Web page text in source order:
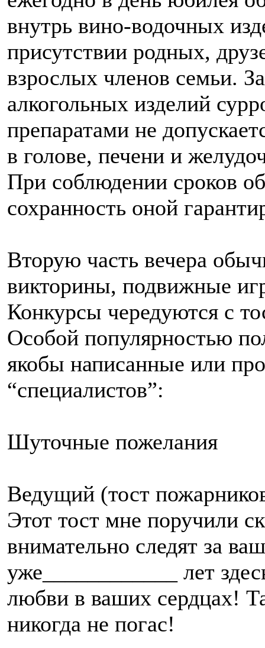
внутрь вино-водочных
присутствии родных,
взрослых членов семьи.
алкогольных изделий
препаратами не
в голове, печени и
При соблюдении сроков
сохранность оной
Вторую часть вечера
викторины, подвижные
Конкурсы чередуются с
Особой популярностью
якобы написанные или
“специалистов”:
Шуточные пожелания
Ведущий (тост
Этот тост мне поручили
внимательно следят за
уже____________ лет
любви в ваших сердцах!
никогда не погас!